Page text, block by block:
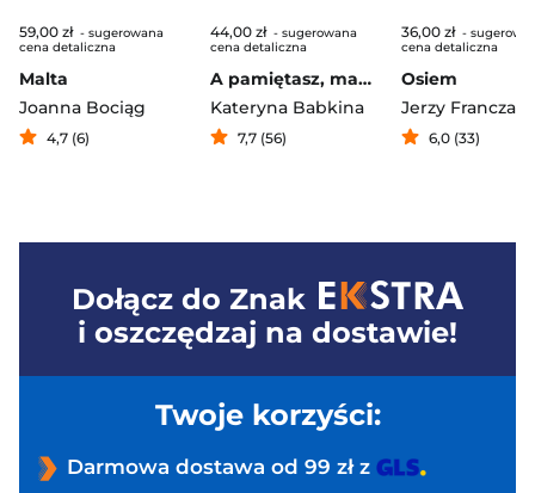
59,00 zł - sugerowana
cena detaliczna
Malta
Joanna Bociąg
4,7 (6)
44,00 zł - sugerowana
cena detaliczna
A pamiętasz, mamo?
Kateryna Babkina
7,7 (56)
36,00 zł -
cena detaliczna
Osiem
Jerzy Franczak
6,0 (33)
Dołącz do Znak
i oszczędzaj na dostawie!
Twoje korzyści:
Darmowa dostawa od 99 zł z